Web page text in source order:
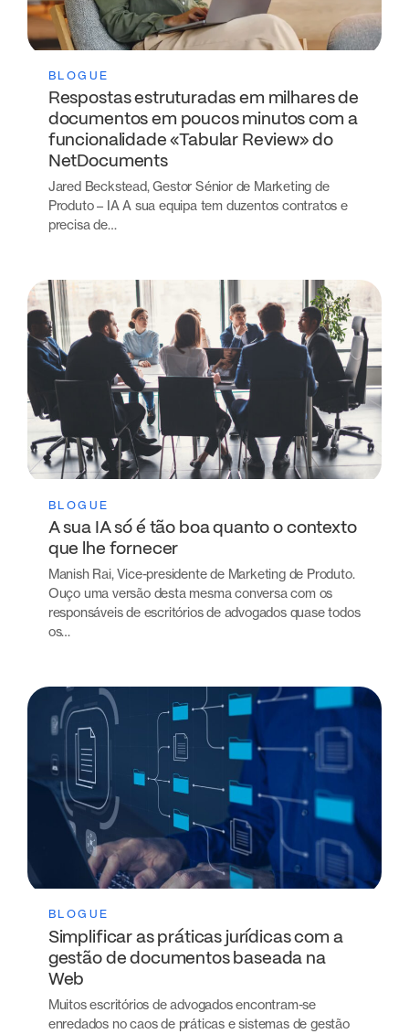
BLOGUE
Respostas estruturadas em milhares de
documentos em poucos minutos com a
funcionalidade «Tabular Review» do
NetDocuments
Jared Beckstead, Gestor Sénior de Marketing de
Produto – IA A sua equipa tem duzentos contratos e
precisa de…
BLOGUE
A sua IA só é tão boa quanto o contexto
que lhe fornecer
Manish Rai, Vice-presidente de Marketing de Produto.
Ouço uma versão desta mesma conversa com os
responsáveis de escritórios de advogados quase todos
os…
BLOGUE
Simplificar as práticas jurídicas com a
gestão de documentos baseada na
Web
Muitos escritórios de advogados encontram-se
enredados no caos de práticas e sistemas de gestão